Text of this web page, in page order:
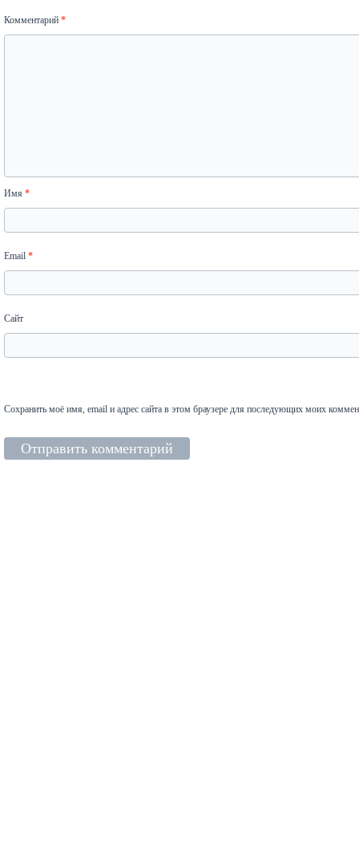
Комментарий *
Имя *
Email *
Сайт
Сохранить моё имя, email и адрес сайта в этом браузере для последующих моих